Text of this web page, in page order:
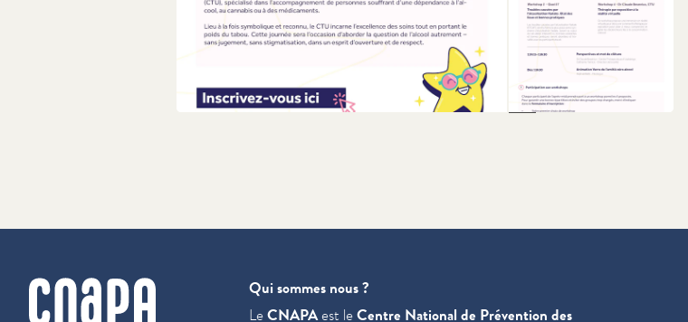
+1
cnapa
Qui sommes nous ?
LeCNAPAest leCentre National de Prévention des